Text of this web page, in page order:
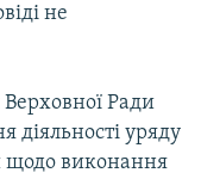
не
Верховної Ради
діяльності уряду
щодо виконання